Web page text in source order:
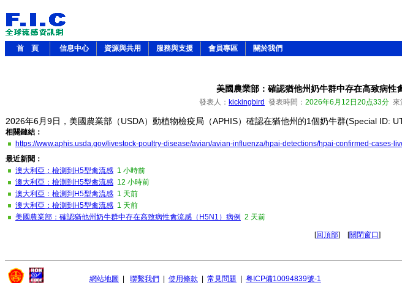
首 頁
信息中心 資源與共用 服務與支援 會員專區 關於我們
美國農業部：確認猶他州奶牛群中存在高致病性
發表人： kickingbird 發表時間： 2026年6月12日20点33分 來
2026年6月9日，美國農業部（USDA）動植物檢疫局（APHIS）確認在猶他州的1個奶牛群(Special ID:
相關鏈結：
https://www.aphis.usda.gov/livestock-poultry-disease/avian/avian-influenza/hpai-detections/hpai-confirmed-cases-
最近新聞：
澳大利亞：檢測到H5型禽流感 1 小時前
澳大利亞：檢測到H5型禽流感 12 小時前
澳大利亞：檢測到H5型禽流感 1 天前
澳大利亞：檢測到H5型禽流感 1 天前
美國農業部：確認猶他州奶牛群中存在高致病性禽流感（H5N1）病例 2 天前
[回頂部] [關閉窗口]
網站地圖 聯繫我們 使用條款 常見問題
粤ICP備10094839號-1